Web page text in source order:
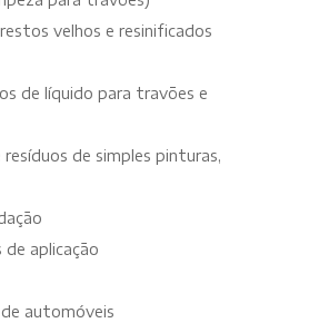
velhos e resinificados
de líquido para travões e
resíduos de simples pinturas,
de aplicação
automóveis